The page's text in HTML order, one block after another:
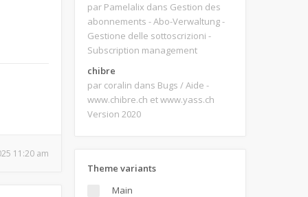
11:20 am
par Pamelalix dans Gestion des
abonnements - Abo-Verwaltung -
Gestione delle sottoscrizioni -
Subscription management
chibre
par coralin dans Bugs / Aide -
www.chibre.ch et www.yass.ch
Version 2020
Theme variants
Main